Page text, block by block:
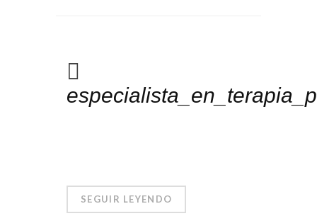
SEGUIR LEYENDO